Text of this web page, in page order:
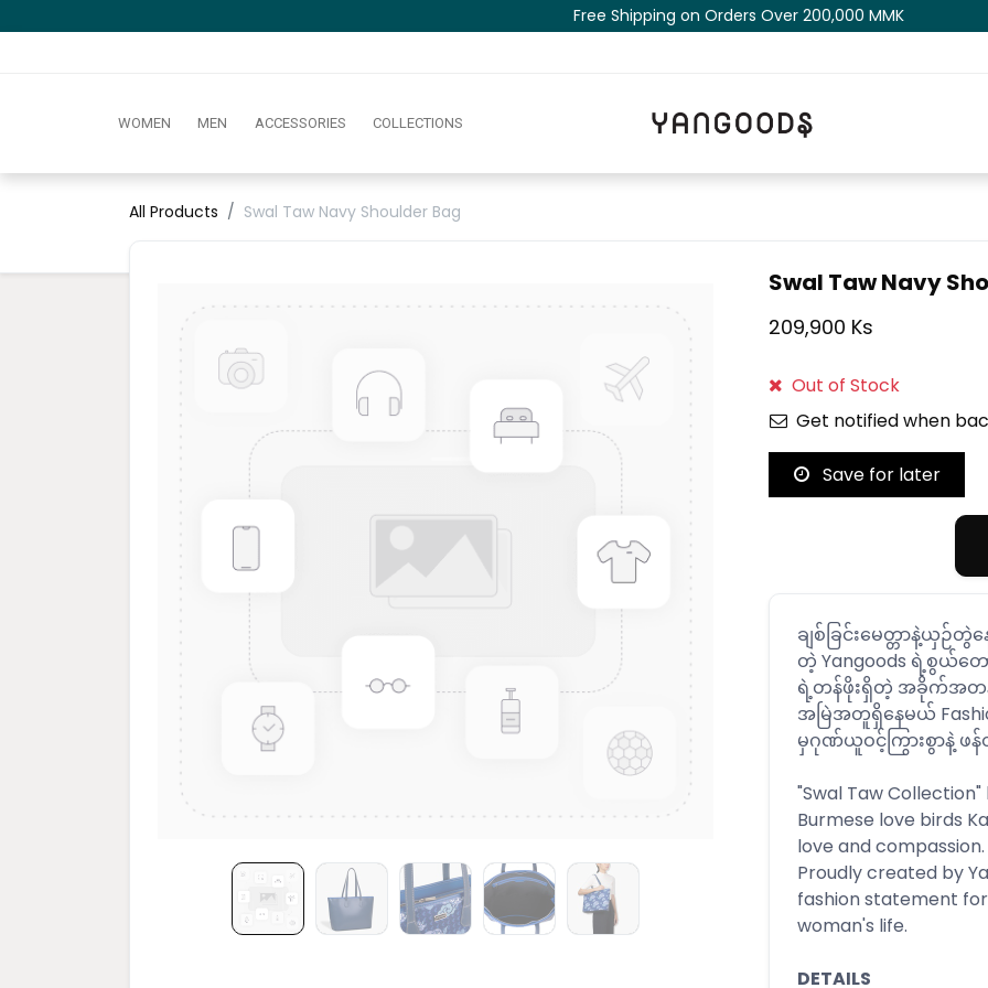
Free Shipping on Orders Over 200,000 MM​K​​ ​​​
WOMEN MEN ACCESSORIES COLLECTIONS
All Products Swal Taw Navy Shoulder Bag
Swal Taw Navy
209,900 Ks
Out of Stock
Get notified when
Save for later
ချစ်ခြင်းမေတ္တာနဲ့ယှဉ်
တဲ့ Yangoods ရဲ့စွယ်တ
ရဲ့တန်ဖိုးရှိတဲ့ အခိုက်အတ
အမြဲအတူရှိနေမယ်
မှဂုဏ်ယူဝင့်ကြွားစွာနဲ့
"Swal Taw
Burmese love birds
love and compassion.
Proudly created by
fashion statement
woman's life.
DETAILS